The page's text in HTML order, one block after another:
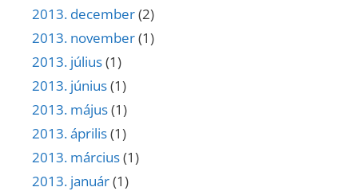
2013. december(2)
2013. november(1)
2013. július(1)
2013. június(1)
2013. május(1)
2013. április(1)
2013. március(1)
2013. január(1)